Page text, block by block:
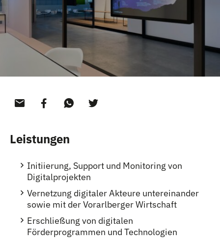
Leistungen
Initiierung, Support und Monitoring von
Digitalprojekten
Vernetzung digitaler Akteure untereinander
sowie mit der Vorarlberger Wirtschaft
Erschließung von digitalen
Förderprogrammen und Technologien